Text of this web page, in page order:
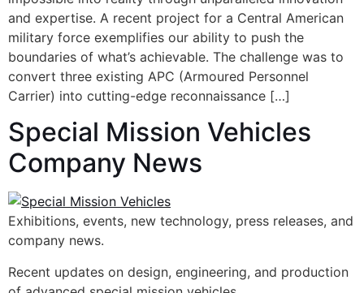
and expertise. A recent project for a Central American
military force exemplifies our ability to push the
boundaries of what’s achievable. The challenge was to
convert three existing APC (Armoured Personnel
Carrier) into cutting-edge reconnaissance […]
Special Mission Vehicles
Company News
Exhibitions, events, new technology, press releases, and
company news.
Recent updates on design, engineering, and production